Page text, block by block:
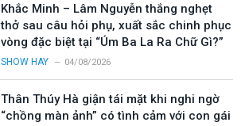
Khắc Minh – Lâm Nguyễn thắng nghẹt
thở sau câu hỏi phụ, xuất sắc chinh phục
vòng đặc biệt tại “Úm Ba La Ra Chữ Gì?”
SHOW HAY 04/08/2026
Thân Thúy Hà giận tái mặt khi nghi ngờ
“chồng màn ảnh” có tình cảm với con gái